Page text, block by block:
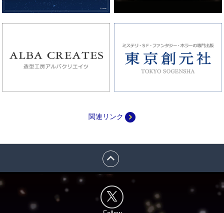
関連リンク navigate_next
expand_less